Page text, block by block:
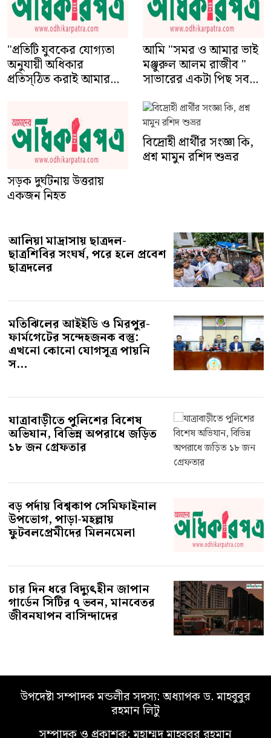
"প্রতিটি যুবকের যোগ্যতা
অনুযায়ী অধিকার
প্রতিস্ঠিত করাই আমার...
আমি "সমর ও আমার ভাই
মঞ্জুরুল আলম রাজীব "
সাভারের একটা পিছ সব...
সড়ক দুর্ঘটনায় উত্তরায়
একজন নিহত
বিদ্রোহী প্রার্থীর সংজ্ঞা কি,
প্রশ্ন মামুন রশিদ শুভ্রর
ছাত্রশিবির সংঘর্ষ, পরে হলে প্রবেশ
ছাত্রদলের
মতিঝিলের আইইডি ও মিরপুর-
ফার্মগেটের সন্দেহজনক বস্তু:
এখনো কোনো যোগসূত্র পায়নি
স...
যাত্রাবাড়ীতে পুলিশের বিশেষ
অভিযান, বিভিন্ন অপরাধে জড়িত
১৮ জন গ্রেফতার
বড় পর্দায় বিশ্বকাপ সেমিফাইনাল
উপভোগ, পাড়া-মহল্লায়
ফুটবলপ্রেমীদের মিলনমেলা
চার দিন ধরে বিদ্যুৎহীন জাপান
গার্ডেন সিটির ৭ ভবন, মানবেতর
জীবনযাপন বাসিন্দাদের
উপদেষ্টা সম্পাদক মন্ডলীর সদস্য: অধ্যাপক ড. মাহবুবুর
রহমান লিটু
সম্পাদক ও প্রকাশক: মুহাম্মদ মাহবুবুর রহমান
ঠিকানা: ২ বিবি এভিনিউ, গুলিস্তান শপিং কমপ্লেক্স, ৬ষ্ঠ তলা (রুম নং ১০৯), পল্টন,